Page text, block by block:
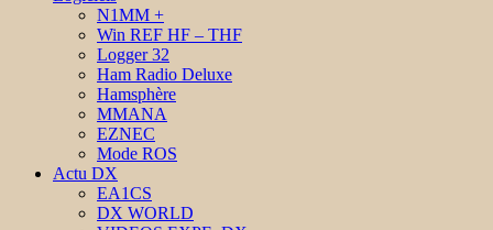
N1MM +
Win REF HF – THF
Logger 32
Ham Radio Deluxe
Hamsphère
MMANA
EZNEC
Mode ROS
Actu DX
EA1CS
DX WORLD